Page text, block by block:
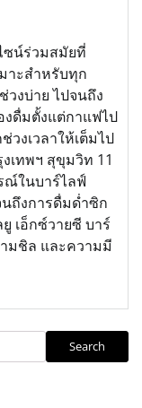
ซน์ร่วมสมัยที่
าะสำหรับทุก
งบ่าย ไปจนถึง
งดื่มตั้งแต่กาแฟไป
วงเวลาให้เต็มไป
เทพฯ สุขุมวิท 11
ในบาร์ไลฟ์
ถึงการดื่มด่ำซิก
เอ็กซ์วายซี บาร์
มชิล และความมี
Search